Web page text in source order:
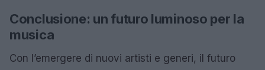
Conclusione: un futuro luminoso per la
musica
Con l’emergere di nuovi artisti e generi, il futuro